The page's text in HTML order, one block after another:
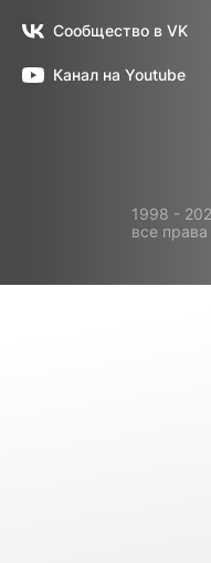
Сообщество в VK
Канал на Youtube
1998 -
все